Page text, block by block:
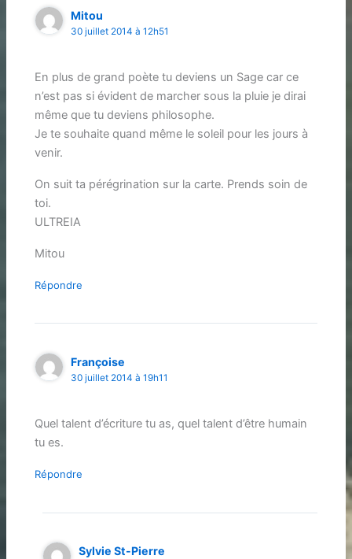
Mitou
30 juillet 2014 à 12h51
En plus de grand poète tu deviens un Sage car ce
n’est pas si évident de marcher sous la pluie je dirai
même que tu deviens philosophe.
Je te souhaite quand même le soleil pour les jours à
venir.
On suit ta pérégrination sur la carte. Prends soin de
toi.
ULTREIA
Mitou
Répondre
Françoise
30 juillet 2014 à 19h11
Quel talent d’écriture tu as, quel talent d’être humain
tu es.
Répondre
Sylvie St-Pierre